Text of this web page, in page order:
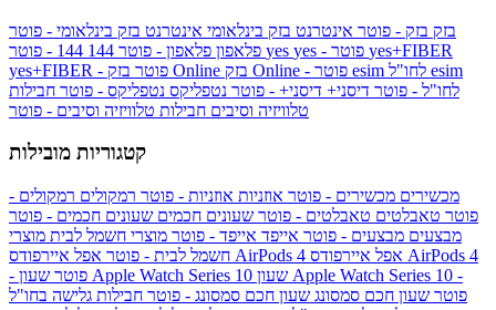
בזק בזק - פוטר אינטרנט בזק בינלאומי אינטרנט בזק בינלאומי - פוטר
פלאפון פלאפון - פוטר 144 yes
yes+FIBER
yes+FIBER - פוטר בזק Online
esim
לחו"ל - פוטר דיסני+ דיסני+ - פוטר נטפליקס נטפליקס - פוטר חבילות
טלוויזיה וסיבים חבילות טלוויזיה וסיבים - פוטר
קטגוריות מובילות
מכשירים מכשירים - פוטר אוזניות אוזניות - פוטר רמקולים רמקולים -
פוטר טאבלטים טאבלטים - פוטר שעונים חכמים שעונים חכמים - פוטר
מבצעים מבצעים - פוטר אייפד אייפד - פוטר מוצרי חשמל לבית מוצרי
חשמל לבית - פוטר אפל איירפודס AirPods 4 אפל איירפודס AirPods 4
- פוטר שעון Apple Watch Series 10 שעון Apple Watch Series 10 -
פוטר שעון חכם סמסונג שעון חכם סמסונג - פוטר חבילות גלישה בחו"ל